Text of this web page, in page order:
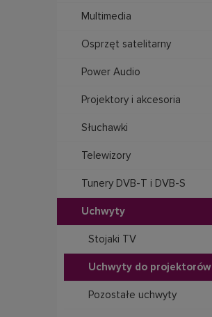
Multimedia
Osprzęt satelitarny
Power Audio
Projektory i akcesoria
Słuchawki
Telewizory
Tunery DVB-T i DVB-S
Uchwyty
Stojaki TV
Uchwyty do projektorów
Pozostałe uchwyty